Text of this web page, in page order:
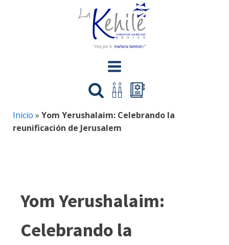
Inicio » Yom Yerushalaim: Celebrando la
reunificación de Jerusalem
Yom Yerushalaim:
Celebrando la